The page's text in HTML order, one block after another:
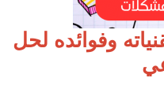
وفوائده لحل